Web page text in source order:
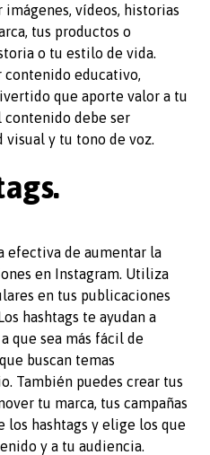
vídeos, historias
tus productos o
o tu estilo de vida.
contenido educativo,
que aporte valor a tu
contenido debe ser
y tu tono de voz.
efectiva de aumentar la
en Instagram. Utiliza
en tus publicaciones
hashtags te ayudan a
que sea más fácil de
buscan temas
También puedes crear tus
tu marca, tus campañas
los hashtags y elige los que
y a tu audiencia.